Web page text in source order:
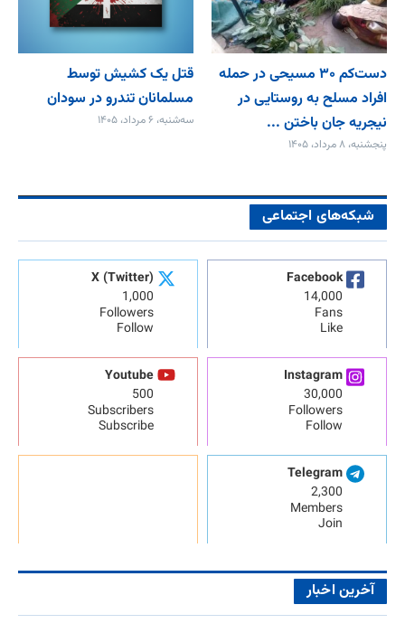
دست‌کم ۳۰ مسیحی در حمله
افراد مسلح به روستایی در
نیجریه جان باختن ...
پنجشنبه، ۸ مرداد، ۱۴۰۵
قتل یک کشیش توسط
مسلمانان تندرو در سودان
سه‌شنبه، ۶ مرداد، ۱۴۰۵
شبکه‌های اجتماعی
Facebook
14,000
Fans
Like
X (Twitter)
1,000
Followers
Follow
Instagram
30,000
Followers
Follow
Youtube
500
Subscribers
Subscribe
Telegram
2,300
Members
Join
آخرین اخبار